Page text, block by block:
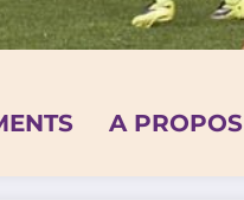
A PROPOS